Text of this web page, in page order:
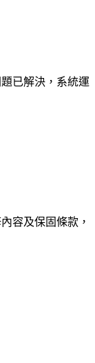
已解決，系統運
容及保固條款，